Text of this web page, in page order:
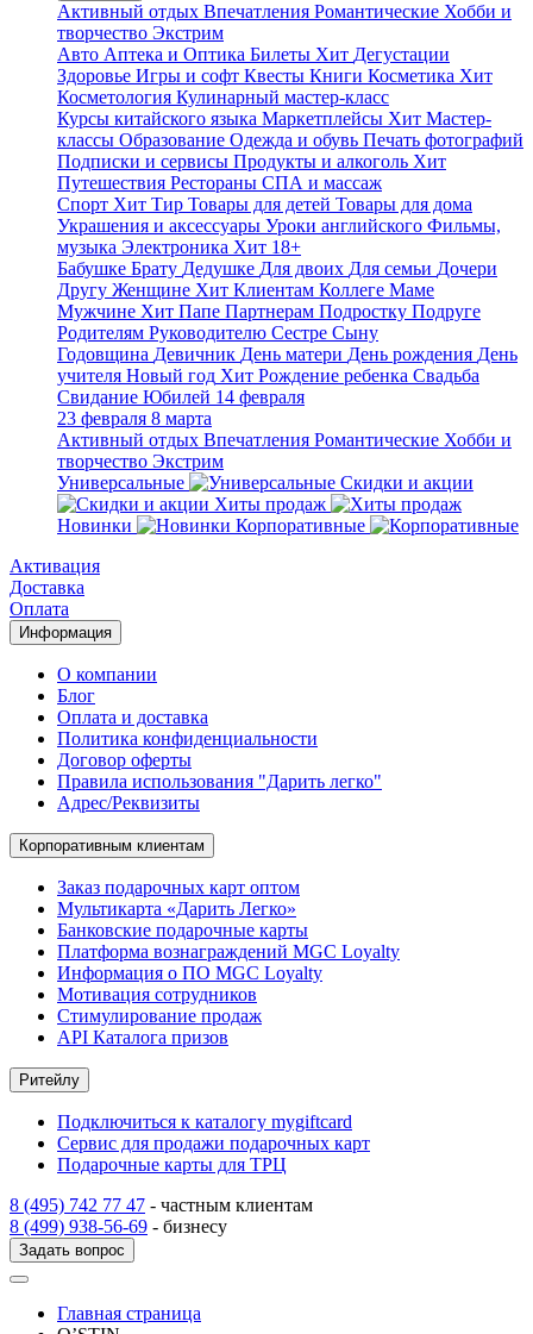
Активный отдых Впечатления Романтические Хобби и
творчество Экстрим
Авто Аптека и Оптика Билеты Хит Дегустации
Здоровье Игры и софт Квесты Книги Косметика Хит
Косметология Кулинарный мастер-класс
Курсы китайского языка Маркетплейсы Хит Мастер-
классы Образование Одежда и обувь Печать фотографий
Подписки и сервисы Продукты и алкоголь Хит
Путешествия Рестораны СПА и массаж
Спорт Хит Тир Товары для детей Товары для дома
Украшения и аксессуары Уроки английского Фильмы,
музыка Электроника Хит 18+
Бабушке Брату Дедушке Для двоих Для семьи Дочери
Другу Женщине Хит Клиентам Коллеге Маме
Мужчине Хит Папе Партнерам Подростку Подруге
Родителям Руководителю Сестре Сыну
Годовщина Девичник День матери День рождения День
учителя Новый год Хит Рождение ребенка Свадьба
Свидание Юбилей 14 февраля
23 февраля 8 марта
Активный отдых Впечатления Романтические Хобби и
творчество Экстрим
Универсальные
Скидки и акции
Хиты продаж
Новинки
Корпоративные
Активация
Доставка
Оплата
Информация
О компании
Блог
Оплата и доставка
Политика конфиденциальности
Договор оферты
Правила использования "Дарить легко"
Адрес/Реквизиты
Корпоративным клиентам
Заказ подарочных карт оптом
Мультикарта «Дарить Легко»
Банковские подарочные карты
Платформа вознаграждений MGC Loyalty
Информация о ПО MGC Loyalty
Мотивация сотрудников
Стимулирование продаж
API Каталога призов
Ритейлу
Подключиться к каталогу mygiftcard
Сервис для продажи подарочных карт
Подарочные карты для ТРЦ
8 (495) 742 77 47 - частным клиентам
8 (499) 938-56-69 - бизнесу
Задать вопрос
Главная страница